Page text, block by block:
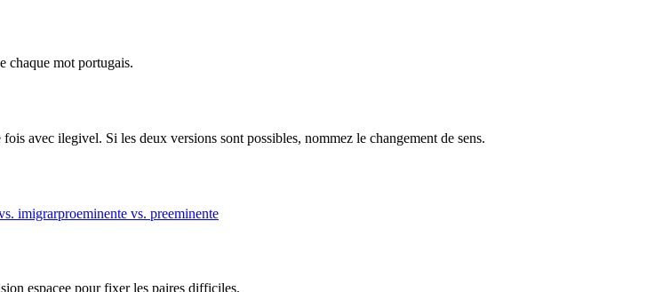
chaque mot portugais.
avec ilegivel. Si les deux versions sont possibles, nommez le changement de sens.
imigrarproeminente vs. preeminente
espacee pour fixer les paires difficiles.